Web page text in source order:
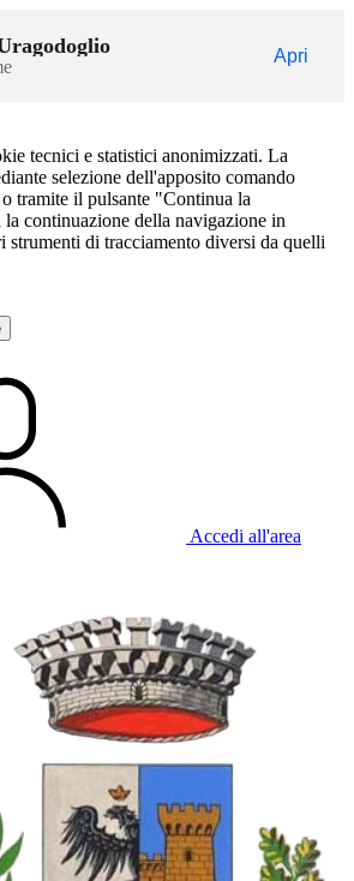
Apri
tecnici e statistici anonimizzati. La
selezione dell'apposito comando
tramite il pulsante "Continua la
continuazione della navigazione in
strumenti di tracciamento diversi da quelli
Accedi all'area